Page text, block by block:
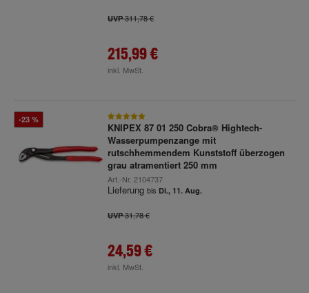
UVP311,78 €
215,99 €
inkl. MwSt.
-23 %
KNIPEX 87 01 250 Cobra® Hightech-
Wasserpumpenzange mit
rutschhemmendem Kunststoff überzogen
grau atramentiert 250 mm
Art.-Nr. 2104737
Lieferung bis Di., 11. Aug.
UVP31,78 €
24,59 €
inkl. MwSt.